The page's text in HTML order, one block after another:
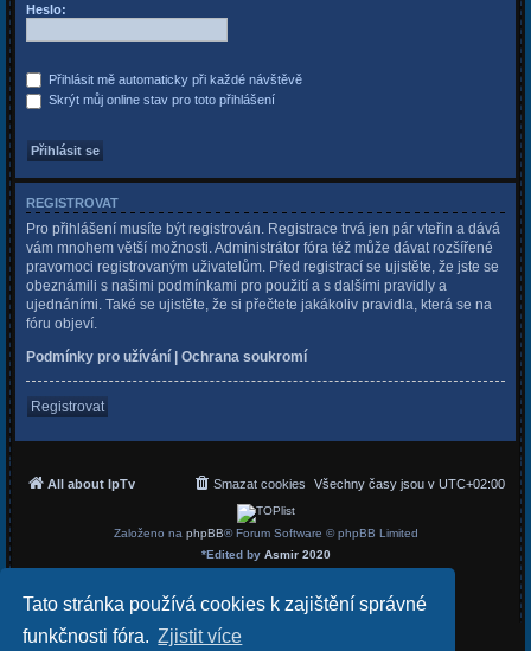
Tato stránka používá cookies k zajištění správné
funkčnosti fóra. Zjistit více
Heslo:
Přihlásit mě automaticky při každé návštěvě
Skrýt můj online stav pro toto přihlášení
REGISTROVAT
Pro přihlášení musíte být registrován. Registrace trvá jen pár vteřin a dává
vám mnohem větší možnosti. Administrátor fóra též může dávat rozšířené
pravomoci registrovaným uživatelům. Před registrací se ujistěte, že jste se
obeznámili s našimi podmínkami pro použití a s dalšími pravidly a
ujednáními. Také se ujistěte, že si přečtete jakákoliv pravidla, která se na
fóru objeví.
Podmínky pro užívání
Ochrana soukromí
Registrovat
All about IpTv Všechny časy jsou v UTC+02:00
Smazat cookies
Založeno na phpBB® Forum Software © phpBB Limited
*Edited by Asmir 2020
Soukromí| Podmínky